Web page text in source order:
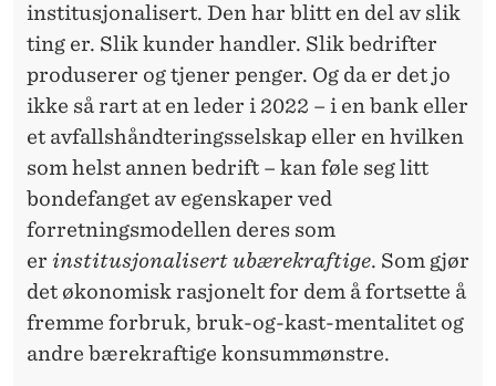
institusjonalisert. Den har blitt en del av slik
ting er. Slik kunder handler. Slik bedrifter
produserer og tjener penger. Og da er det jo
ikke så rart at en leder i 2022 – i en bank eller
et avfallshåndteringsselskap eller en hvilken
som helst annen bedrift – kan føle seg litt
bondefanget av egenskaper ved
forretningsmodellen deres som
er institusjonalisert ubærekraftige. Som gjør
det økonomisk rasjonelt for dem å fortsette å
fremme forbruk, bruk-og-kast-mentalitet og
andre bærekraftige konsummønstre.